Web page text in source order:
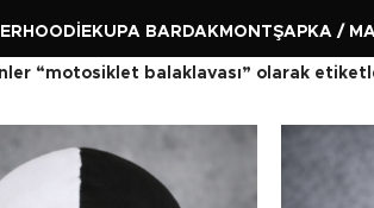
HOODIE KUPA BARDAK MONTŞAPKA /
“motosiklet balaklavası” olarak